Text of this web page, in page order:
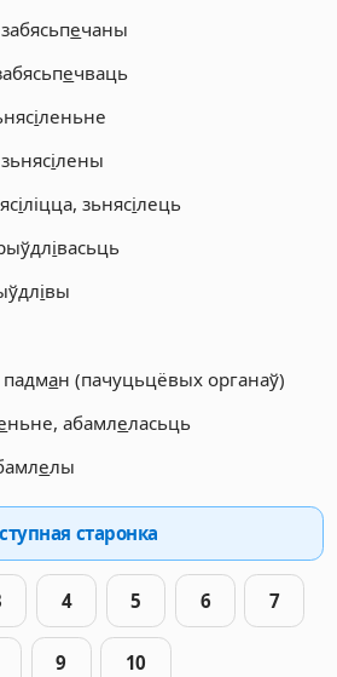
ечаны
ечваць
іленьне
ілены
іліцца, зьнясілець
івасьць
івы
ан (пачуцьцёвых органаў)
ньне, абамлеласьць
елы
старонка
4 5 6 7
9 10